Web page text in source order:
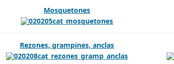
Mosquetones
Rezones, grampines, anclas